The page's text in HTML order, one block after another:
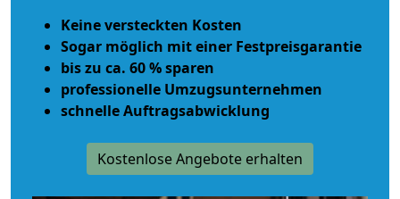
Keine versteckten Kosten
Sogar möglich mit einer Festpreisgarantie
bis zu ca. 60 % sparen
professionelle Umzugsunternehmen
schnelle Auftragsabwicklung
Kostenlose Angebote erhalten